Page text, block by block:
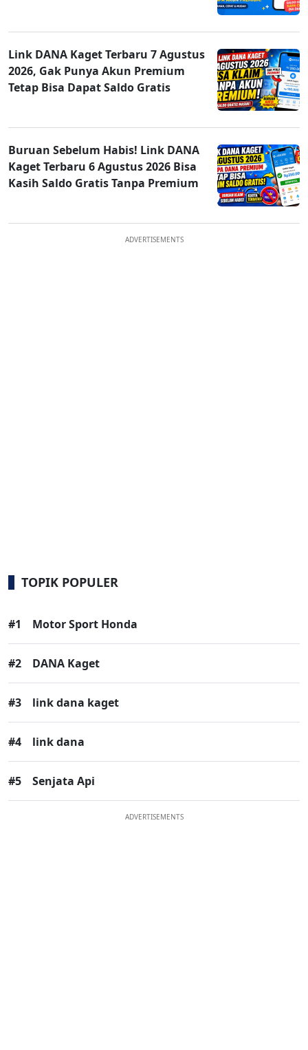
Link DANA Kaget Terbaru 7 Agustus
2026, Gak Punya Akun Premium
Tetap Bisa Dapat Saldo Gratis
Buruan Sebelum Habis! Link DANA
Kaget Terbaru 6 Agustus 2026 Bisa
Kasih Saldo Gratis Tanpa Premium
ADVERTISEMENTS
TOPIK POPULER
#1 Motor Sport Honda
#2 DANA Kaget
#3 link dana kaget
#4 link dana
#5 Senjata Api
ADVERTISEMENTS